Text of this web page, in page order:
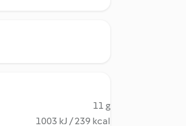
11 g
1003 kJ / 239 kcal